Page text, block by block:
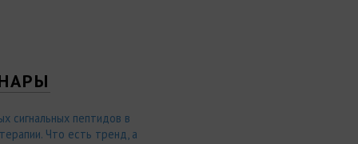
сигнальных пептидов в
Что есть тренд, а